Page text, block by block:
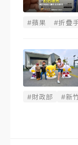
#蘋果 #折疊
#財政部 #新